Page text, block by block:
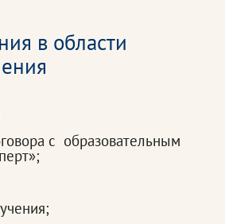
в области
с образовательным